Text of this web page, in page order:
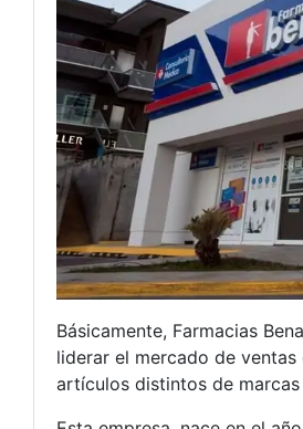
Básicamente, Farmacias
liderar el mercado de
artículos distintos de